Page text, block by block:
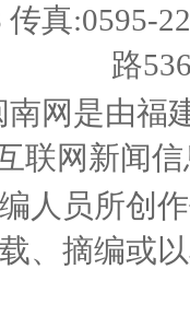
传真:0595-
路
南网是由
联网新闻
人员所创
、摘编或